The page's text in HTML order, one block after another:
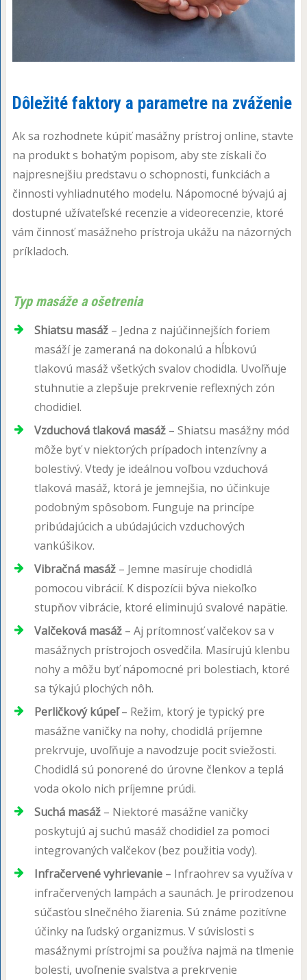
Dôležité faktory a parametre na zváženie
Ak sa rozhodnete kúpiť masážny prístroj online, stavte
na produkt s bohatým popisom, aby ste získali čo
najpresnejšiu predstavu o schopnosti, funkciách a
činnosti vyhliadnutého modelu. Nápomocné bývajú aj
dostupné užívateľské recenzie a videorecenzie, ktoré
vám činnosť masážneho prístroja ukážu na názorných
príkladoch.
Typ masáže a ošetrenia
Shiatsu masáž– Jedna z najúčinnejších foriem
masáží je zameraná na dokonalú a hĺbkovú
tlakovú masáž všetkých svalov chodidla. Uvoľňuje
stuhnutie a zlepšuje prekrvenie reflexných zón
chodidiel.
Vzduchová tlaková masáž– Shiatsu masážny mód
môže byť v niektorých prípadoch intenzívny a
bolestivý. Vtedy je ideálnou voľbou vzduchová
tlaková masáž, ktorá je jemnejšia, no účinkuje
podobným spôsobom. Funguje na princípe
pribúdajúcich a ubúdajúcich vzduchových
vankúšikov.
Vibračná masáž– Jemne masíruje chodidlá
pomocou vibrácií. K dispozícii býva niekoľko
stupňov vibrácie, ktoré eliminujú svalové napätie.
Valčeková masáž– Aj prítomnosť valčekov sa v
masážnych prístrojoch osvedčila. Masírujú klenbu
nohy a môžu byť nápomocné pri bolestiach, ktoré
sa týkajú plochých nôh.
Perličkový kúpeľ– Režim, ktorý je typický pre
masážne vaničky na nohy, chodidlá príjemne
prekrvuje, uvoľňuje a navodzuje pocit sviežosti.
Chodidlá sú ponorené do úrovne členkov a teplá
voda okolo nich príjemne prúdi.
Suchá masáž– Niektoré masážne vaničky
poskytujú aj suchú masáž chodidiel za pomoci
integrovaných valčekov (bez použitia vody).
Infračervené vyhrievanie– Infraohrev sa využíva v
infračervených lampách a saunách. Je prirodzenou
súčasťou slnečného žiarenia. Sú známe pozitívne
účinky na ľudský organizmus. V súvislosti s
masážnymi prístrojmi sa používa najmä na tlmenie
bolesti, uvoľnenie svalstva a prekrvenie